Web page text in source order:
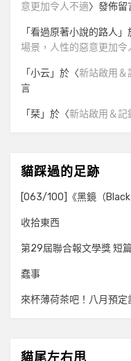
意更加令人不適〉發佈留
「看過原著小說的路人 」
場景，人性的惡意更加令
「小云」於〈新站啟用＆
言
「栞」於〈新站啟用＆記
貓踩過的足跡
[063/100]《黑鏡（Black
收拾東西
第29屆聯合報文學獎 短
蠢事
來杯薄荷茶吧！八月預定
貓尾左右甩